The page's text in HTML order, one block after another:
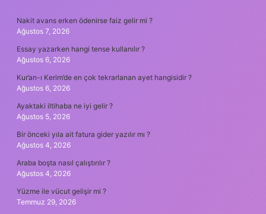
Nakit avans erken ödenirse faiz gelir mi ?
Ağustos 7, 2026
Essay yazarken hangi tense kullanılır ?
Ağustos 6, 2026
Kur’an-ı Kerim’de en çok tekrarlanan ayet hangisidir ?
Ağustos 6, 2026
Ayaktaki iltihaba ne iyi gelir ?
Ağustos 5, 2026
Bir önceki yıla ait fatura gider yazılır mı ?
Ağustos 4, 2026
Araba boşta nasıl çalıştırılır ?
Ağustos 4, 2026
Yüzme ile vücut gelişir mi ?
Temmuz 29, 2026